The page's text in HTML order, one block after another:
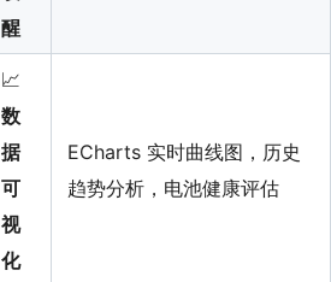
醒
📈
数
据
可
视
化
ECharts 实时曲线图，历史
趋势分析，电池健康评估